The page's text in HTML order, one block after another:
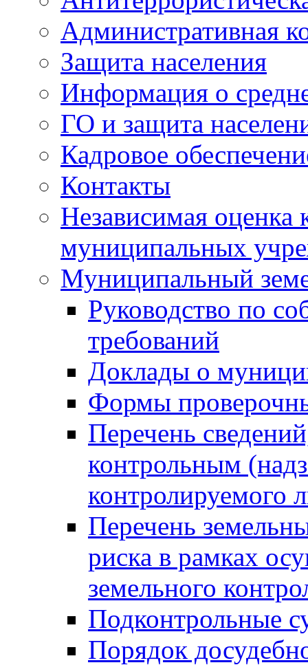
Административная
Защита населения
Информация о
ГО и защита
Кадровое
Контакты
Независимая оценка
муниципальных
Муниципальный
Руководство по
требований
Доклады о
Формы
Перечень
контрольным
контролируемого
Перечень
риска в рамках
земельного
Подконтрольные
Порядок